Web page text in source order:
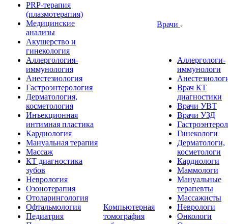
PRP-терапия
(плазмотерапия)
Медицинские
анализы
Акушерство и
гинекология
Аллергология-
иммунология
Анестезиология
Гастроэнтерология
Дерматология,
косметология
Инъекционная
интимная пластика
Кардиология
Мануальная терапия
Массаж
КТ диагностика
зубов
Неврология
Озонотерапия
Отоларингология
Офтальмология
Педиатрия
Компьютерная
томография
Врачи
Аллергологи-
иммунологи
Врач КТ
диагностики
Врачи УВТ
Врачи УЗД
Гинекологи
Дерматологи,
косметологи
Кардиологи
Маммологи
Мануальные
терапевты
Массажисты
Неврологи
Онкологи